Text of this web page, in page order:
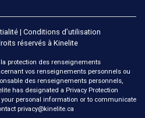
| Conditions d’utilisation
réservés à Kinelite
protection des renseignements
vos renseignements personnels ou
des renseignements personnels,
has designated a Privacy Protection
personal information or to communicate
privacy@kinelite.ca